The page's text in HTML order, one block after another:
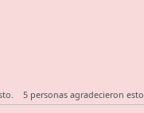
5 personas agradecieron esto.